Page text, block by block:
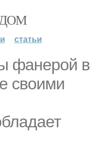
статьи
фанерой в
своими